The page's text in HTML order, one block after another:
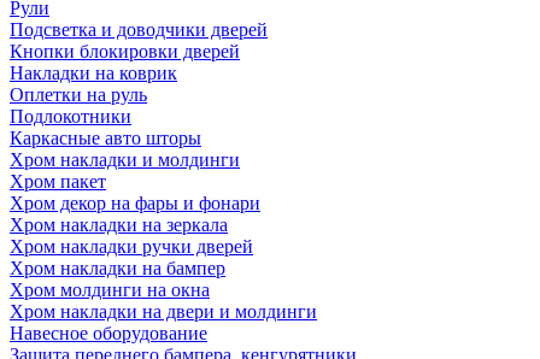
Рули
Подсветка и доводчики дверей
Кнопки блокировки дверей
Накладки на коврик
Оплетки на руль
Подлокотники
Каркасные авто шторы
Хром накладки и молдинги
Хром пакет
Хром декор на фары и фонари
Хром накладки на зеркала
Хром накладки ручки дверей
Хром накладки на бампер
Хром молдинги на окна
Хром накладки на двери и молдинги
Навесное оборудование
Защита переднего бампера, кенгурятники